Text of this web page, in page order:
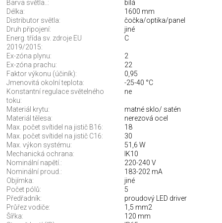
Barva světla..:
bílá
Délka:
1600 mm
Distributor světla:
čočka/optika/panel
Druh připojení:
jiné
Energ. třída sv. zdroje EU
2019/2015:
C
Ex-zóna plynu:
2
Ex-zóna prachu:
22
Faktor výkonu (účiník):
0,95
Jmenovitá okolní teplota:
-25-40 °C
Konstantní regulace světelného
toku:
ne
Materiál krytu:
matné sklo/ satén
Materiál tělesa:
nerezová ocel
Max. počet svítidel na jistič B16:
18
Max. počet svítidel na jistič C16:
30
Max. výkon systému:
51,6 W
Mechanická ochrana:
IK10
Nominální napětí.:
220-240 V
Nominální proud.:
183-202 mA
Objímka:
jiné
Počet pólů:
5
Předřadník:
proudový LED driver
Průřez vodiče:
1,5 mm2
Šířka:
120 mm